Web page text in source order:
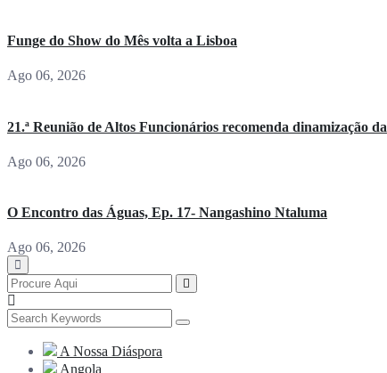
Funge do Show do Mês volta a Lisboa
Ago 06, 2026
21.ª Reunião de Altos Funcionários recomenda dinamização da
Ago 06, 2026
O Encontro das Águas, Ep. 17- Nangashino Ntaluma
Ago 06, 2026
A Nossa Diáspora
Angola